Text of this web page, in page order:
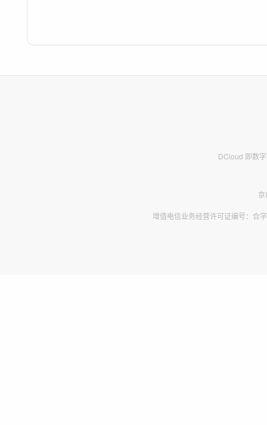
DCloud 即数
增值电信业务经营许可证编号：合